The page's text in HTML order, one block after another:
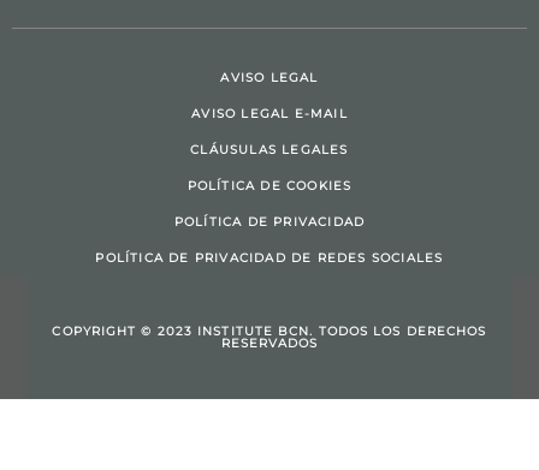
AVISO LEGAL
AVISO LEGAL E-MAIL
CLÁUSULAS LEGALES
POLÍTICA DE COOKIES
POLÍTICA DE PRIVACIDAD
POLÍTICA DE PRIVACIDAD DE REDES SOCIALES
COPYRIGHT © 2023 INSTITUTE BCN. TODOS LOS DERECHOS
RESERVADOS